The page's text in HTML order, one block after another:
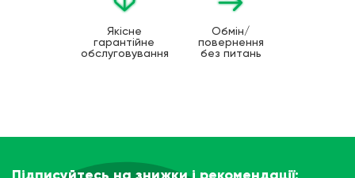
Якісне
гарантійне
обслуговування
Обмін/
повернення
без питань